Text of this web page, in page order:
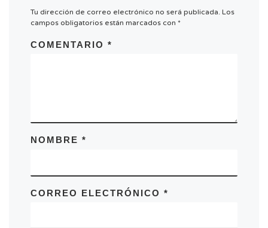
Tu dirección de correo electrónico no será publicada. Los
campos obligatorios están marcados con *
COMENTARIO*
NOMBRE*
CORREO ELECTRÓNICO*